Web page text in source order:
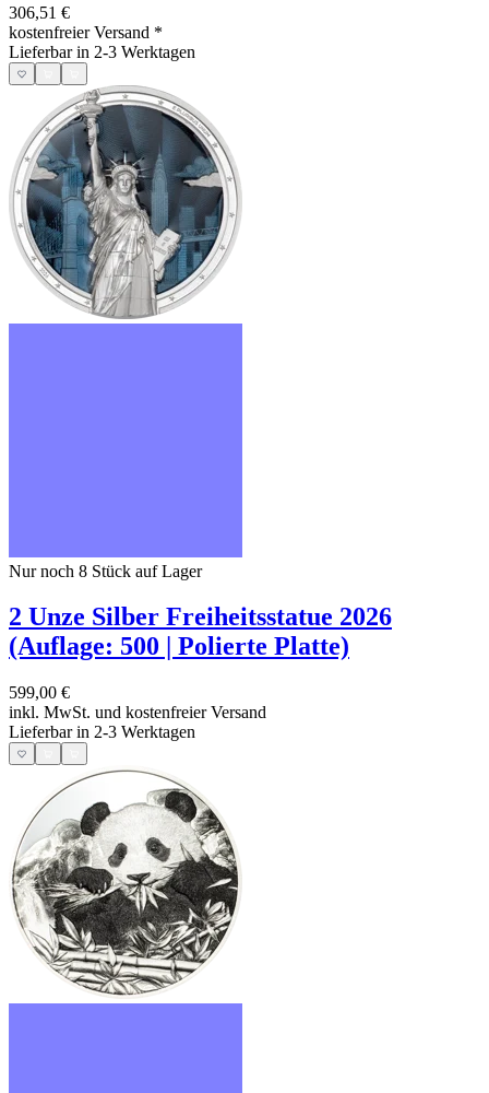
306,51 €
kostenfreier Versand *
Lieferbar in 2-3 Werktagen
Nur noch 8 Stück auf Lager
2 Unze Silber Freiheitsstatue 2026
(Auflage: 500 | Polierte Platte)
599,00 €
inkl. MwSt. und kostenfreier Versand
Lieferbar in 2-3 Werktagen